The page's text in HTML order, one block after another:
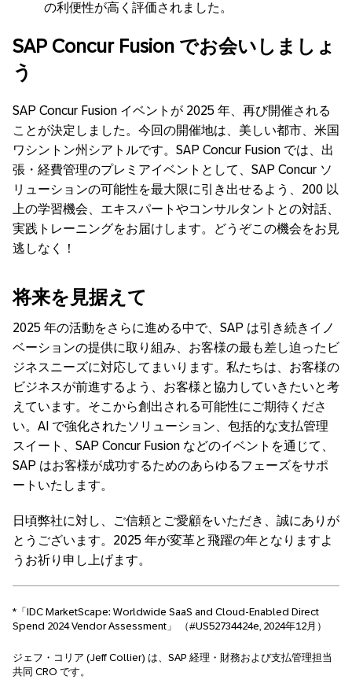
の利便性が高く評価されました。
SAP Concur Fusion でお会いしましょ
う
SAP Concur Fusion イベントが 2025 年、再び開催される
ことが決定しました。今回の開催地は、美しい都市、米国
ワシントン州シアトルです。SAP Concur Fusion では、出
張・経費管理のプレミアイベントとして、SAP Concur ソ
リューションの可能性を最大限に引き出せるよう、200 以
上の学習機会、エキスパートやコンサルタントとの対話、
実践トレーニングをお届けします。どうぞこの機会をお見
逃しなく！
将来を見据えて
2025 年の活動をさらに進める中で、SAP は引き続きイノ
ベーションの提供に取り組み、お客様の最も差し迫ったビ
ジネスニーズに対応してまいります。私たちは、お客様の
ビジネスが前進するよう、お客様と協力していきたいと考
えています。そこから創出される可能性にご期待くださ
い。AI で強化されたソリューション、包括的な支払管理
スイート、SAP Concur Fusion などのイベントを通じて、
SAP はお客様が成功するためのあらゆるフェーズをサポ
ートいたします。
日頃弊社に対し、ご信頼とご愛顧をいただき、誠にありが
とうございます。2025 年が変革と飛躍の年となりますよ
うお祈り申し上げます。
*「IDC MarketScape: Worldwide SaaS and Cloud-Enabled Direct
Spend 2024 Vendor Assessment」 （#US52734424e, 2024年12月）
ジェフ・コリア (Jeff Collier) は、SAP 経理・財務および支払管理担当
共同 CRO です。